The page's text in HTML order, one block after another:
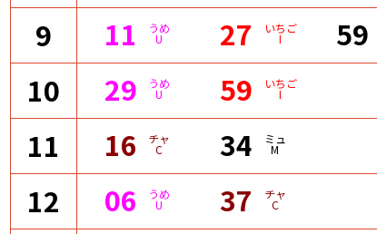
9 11 うめ
U 27 いちご
I 59
10 29 うめ
U 59 いちご
I
11 16 チャ
C 34 ミュ
M
12 06 うめ
U 37 チャ
C